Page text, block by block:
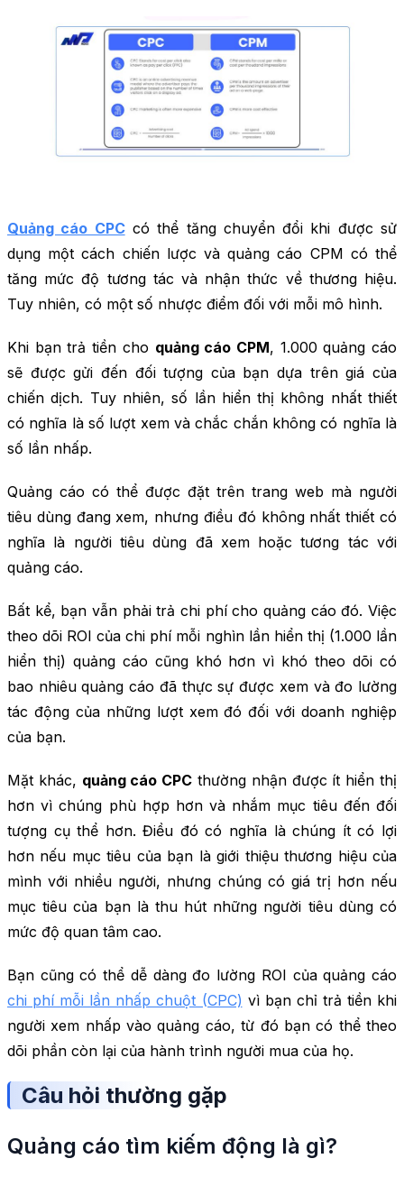
Quảng cáo CPCcó thể tăng chuyển đổi khi được sử
dụng một cách chiến lược và quảng cáo CPM có thể
tăng mức độ tương tác và nhận thức về thương hiệu.
Tuy nhiên, có một số nhược điểm đối với mỗi mô hình.
Khi bạn trả tiền cho quảng cáo CPM, 1.000 quảng cáo
sẽ được gửi đến đối tượng của bạn dựa trên giá của
chiến dịch. Tuy nhiên, số lần hiển thị không nhất thiết
có nghĩa là số lượt xem và chắc chắn không có nghĩa là
số lần nhấp.
Quảng cáo có thể được đặt trên trang web mà người
tiêu dùng đang xem, nhưng điều đó không nhất thiết có
nghĩa là người tiêu dùng đã xem hoặc tương tác với
quảng cáo.
Bất kể, bạn vẫn phải trả chi phí cho quảng cáo đó. Việc
theo dõi ROI của chi phí mỗi nghìn lần hiển thị (1.000 lần
hiển thị) quảng cáo cũng khó hơn vì khó theo dõi có
bao nhiêu quảng cáo đã thực sự được xem và đo lường
tác động của những lượt xem đó đối với doanh nghiệp
của bạn.
Mặt khác, quảng cáo CPC thường nhận được ít hiển thị
hơn vì chúng phù hợp hơn và nhắm mục tiêu đến đối
tượng cụ thể hơn. Điều đó có nghĩa là chúng ít có lợi
hơn nếu mục tiêu của bạn là giới thiệu thương hiệu của
mình với nhiều người, nhưng chúng có giá trị hơn nếu
mục tiêu của bạn là thu hút những người tiêu dùng có
mức độ quan tâm cao.
Bạn cũng có thể dễ dàng đo lường ROI của quảng cáo
chi phí mỗi lần nhấp chuột (CPC) vì bạn chỉ trả tiền khi
người xem nhấp vào quảng cáo, từ đó bạn có thể theo
dõi phần còn lại của hành trình người mua của họ.
Câu hỏi thường gặp
Quảng cáo tìm kiếm động là gì?